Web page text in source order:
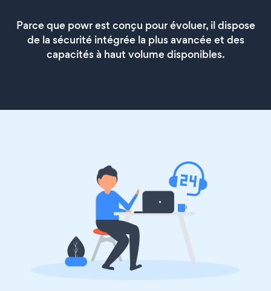
Parce que powr est conçu pour évoluer, il dispose
de la sécurité intégrée la plus avancée et des
capacités à haut volume disponibles.